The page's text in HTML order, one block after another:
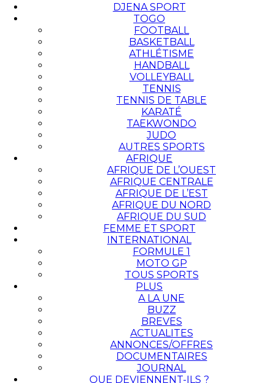
DJENA SPORT
TOGO
FOOTBALL
BASKETBALL
ATHLÉTISME
HANDBALL
VOLLEYBALL
TENNIS
TENNIS DE TABLE
KARATÉ
TAEKWONDO
JUDO
AUTRES SPORTS
AFRIQUE
AFRIQUE DE L’OUEST
AFRIQUE CENTRALE
AFRIQUE DE L’EST
AFRIQUE DU NORD
AFRIQUE DU SUD
FEMME ET SPORT
INTERNATIONAL
FORMULE 1
MOTO GP
TOUS SPORTS
PLUS
A LA UNE
BUZZ
BREVES
ACTUALITES
ANNONCES/OFFRES
DOCUMENTAIRES
JOURNAL
QUE DEVIENNENT-ILS ?